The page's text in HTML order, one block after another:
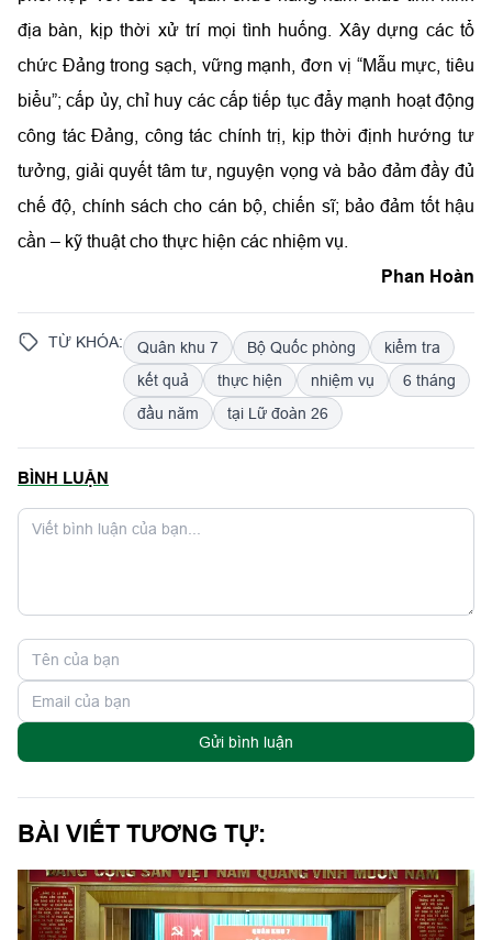
địa bàn, kịp thời xử trí mọi tình huống. Xây dựng các tổ
chức Đảng trong sạch, vững mạnh, đơn vị “Mẫu mực, tiêu
biểu”; cấp ủy, chỉ huy các cấp tiếp tục đẩy mạnh hoạt động
công tác Đảng, công tác chính trị, kịp thời định hướng tư
tưởng, giải quyết tâm tư, nguyện vọng và bảo đảm đầy đủ
chế độ, chính sách cho cán bộ, chiến sĩ; bảo đảm tốt hậu
cần – kỹ thuật cho thực hiện các nhiệm vụ.
Phan Hoàn
TỪ KHÓA: Quân khu 7 Bộ Quốc phòng
kiểm tra
kết quả
thực hiện nhiệm vụ
6 tháng
đầu năm
tại Lữ đoàn 26
BÌNH LUẬN
Gửi bình luận
BÀI VIẾT TƯƠNG TỰ: